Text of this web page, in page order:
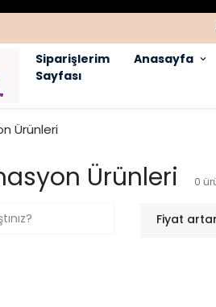
Siparişlerim
Sayfası
Anasayfa
Ürünleri
Ürünleri 0
Fiyat